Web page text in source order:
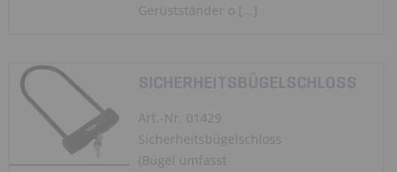
Gerüstständer o [...]
SICHERHEITSBÜGELSCHLOSS
Art.-Nr. 01429
Sicherheitsbügelschloss
(Bügel umfasst